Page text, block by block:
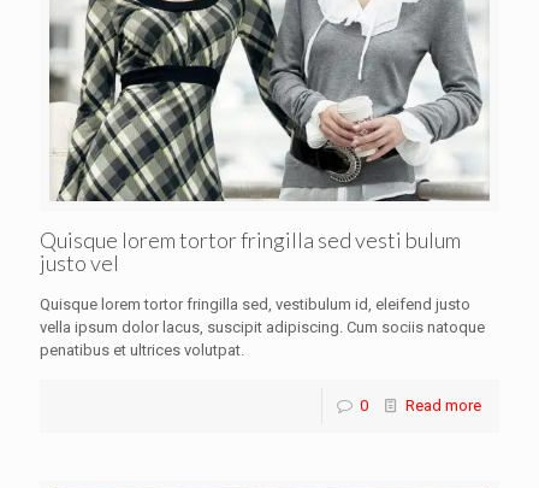
Quisque lorem tortor fringilla sed vesti bulum
justo vel
Quisque lorem tortor fringilla sed, vestibulum id, eleifend justo
vella ipsum dolor lacus, suscipit adipiscing. Cum sociis natoque
penatibus et ultrices volutpat.
0 Read more